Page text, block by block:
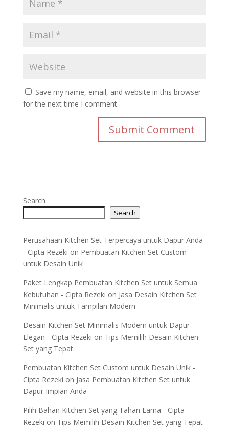
Save my name, email, and website in this browser
for the next time I comment.
Search
Search
Perusahaan Kitchen Set Terpercaya untuk Dapur Anda
- Cipta Rezeki on Pembuatan Kitchen Set Custom
untuk Desain Unik
Paket Lengkap Pembuatan Kitchen Set untuk Semua
Kebutuhan - Cipta Rezeki on Jasa Desain Kitchen Set
Minimalis untuk Tampilan Modern
Desain Kitchen Set Minimalis Modern untuk Dapur
Elegan - Cipta Rezeki on Tips Memilih Desain Kitchen
Set yang Tepat
Pembuatan Kitchen Set Custom untuk Desain Unik -
Cipta Rezeki on Jasa Pembuatan Kitchen Set untuk
Dapur Impian Anda
Pilih Bahan Kitchen Set yang Tahan Lama - Cipta
Rezeki on Tips Memilih Desain Kitchen Set yang Tepat